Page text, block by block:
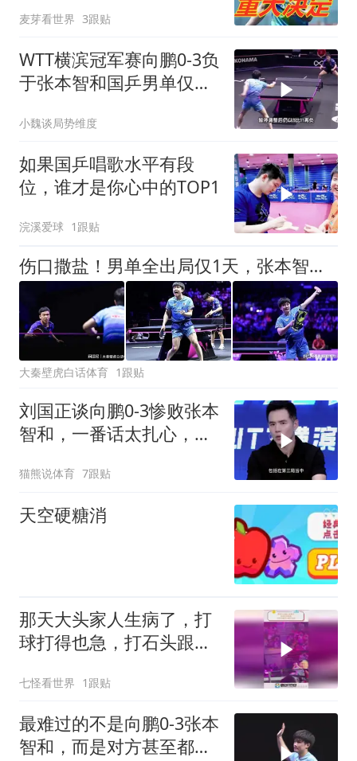
麦芽看世界 3跟贴
WTT横滨冠军赛向鹏0-3负
于张本智和国乒男单仅剩
小魏谈局势维度
如果国乒唱歌水平有段
位，谁才是你心中的TOP1
浣溪爱球 1跟贴
伤口撒盐！男单全出局仅1天，张本智和又飘了，最后一句扎心国乒
大秦壁虎白话体育 1跟贴
刘国正谈向鹏0-3惨败张本
智和，一番话太扎心，听
猫熊说体育 7跟贴
天空硬糖消
那天大头家人生病了，打
球打得也急，打石头跟打
七怪看世界 1跟贴
最难过的不是向鹏0-3张本
智和，而是对方甚至都懒